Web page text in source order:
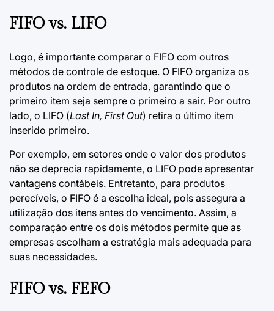
FIFO vs. LIFO
Logo, é importante comparar o FIFO com outros
métodos de controle de estoque. O FIFO organiza os
produtos na ordem de entrada, garantindo que o
primeiro item seja sempre o primeiro a sair. Por outro
lado, o LIFO (Last In, First Out) retira o último item
inserido primeiro.
Por exemplo, em setores onde o valor dos produtos
não se deprecia rapidamente, o LIFO pode apresentar
vantagens contábeis. Entretanto, para produtos
perecíveis, o FIFO é a escolha ideal, pois assegura a
utilização dos itens antes do vencimento. Assim, a
comparação entre os dois métodos permite que as
empresas escolham a estratégia mais adequada para
suas necessidades.
FIFO vs. FEFO